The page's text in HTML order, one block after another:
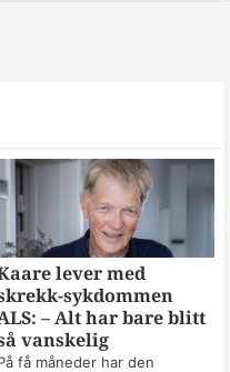
lever med
sykdommen
– Alt har bare blitt
vanskelig
få måneder har den